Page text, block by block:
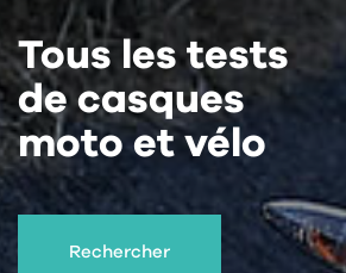
Tous les tests
de casques
moto et vélo
Rechercher